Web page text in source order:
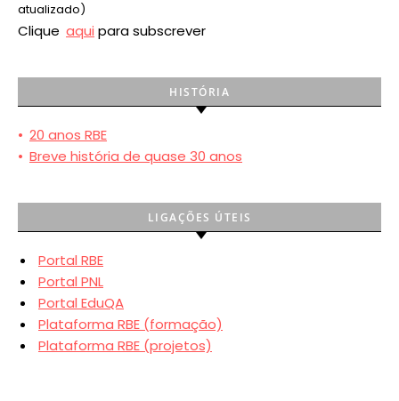
atualizado)
Clique aqui para subscrever
HISTÓRIA
• 20 anos RBE
• Breve história de quase 30 anos
LIGAÇÕES ÚTEIS
Portal RBE
Portal PNL
Portal EduQA
Plataforma RBE (formação)
Plataforma RBE (projetos)